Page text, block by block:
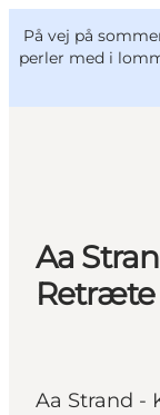
På vej på
perler med i
Oplevelser
Outdoor
Mad og
VisitFyn
Deutsch
Aa
Retræte
Aa Strand -